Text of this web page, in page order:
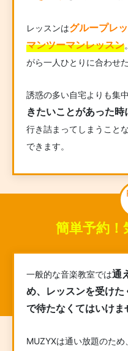
レッスンはグループレ
マンツーマンレッスン
がら一人ひとりに合わせ
誘惑の多い自宅よりも集
きたいことがあった
行き詰まってしまうこと
できます。
簡単予約！
一般的な音楽教室では通
め、レッスンを受け
で待たなくてはいけま
MUZYXは通い放題のた